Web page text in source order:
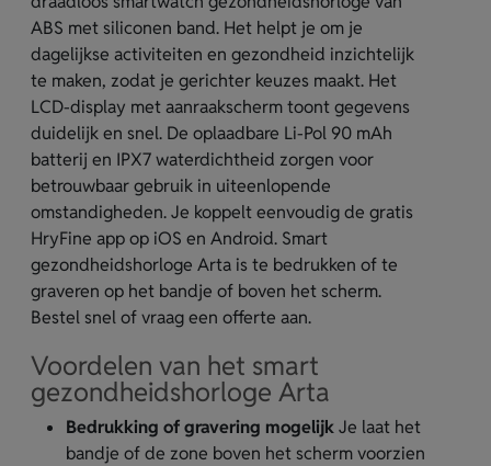
ABS met siliconen band. Het helpt je om je
dagelijkse activiteiten en gezondheid inzichtelijk
te maken, zodat je gerichter keuzes maakt. Het
LCD-display met aanraakscherm toont gegevens
duidelijk en snel. De oplaadbare Li-Pol 90 mAh
batterij en IPX7 waterdichtheid zorgen voor
betrouwbaar gebruik in uiteenlopende
omstandigheden. Je koppelt eenvoudig de gratis
HryFine app op iOS en Android. Smart
gezondheidshorloge Arta is te bedrukken of te
graveren op het bandje of boven het scherm.
Bestel snel of vraag een offerte aan.
Voordelen van het smart
gezondheidshorloge Arta
Bedrukking of gravering mogelijkJe laat het
bandje of de zone boven het scherm voorzien